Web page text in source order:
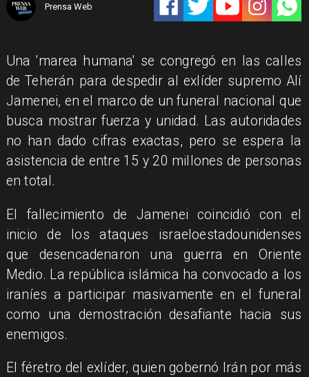
Prensa Web
Una 'marea humana' se congregó en las calles
de Teherán para despedir al exlíder supremo Alí
Jamenei, en el marco de un funeral nacional que
busca mostrar fuerza y unidad. Las autoridades
no han dado cifras exactas, pero se espera la
asistencia de entre 15 y 20 millones de personas
en total.
El fallecimiento de Jamenei coincidió con el
inicio de los ataques israeloestadounidenses
que desencadenaron una guerra en Oriente
Medio. La república islámica ha convocado a los
iraníes a participar masivamente en el funeral
como una demostración desafiante hacia sus
enemigos.
El féretro del exlíder, quien gobernó Irán por más